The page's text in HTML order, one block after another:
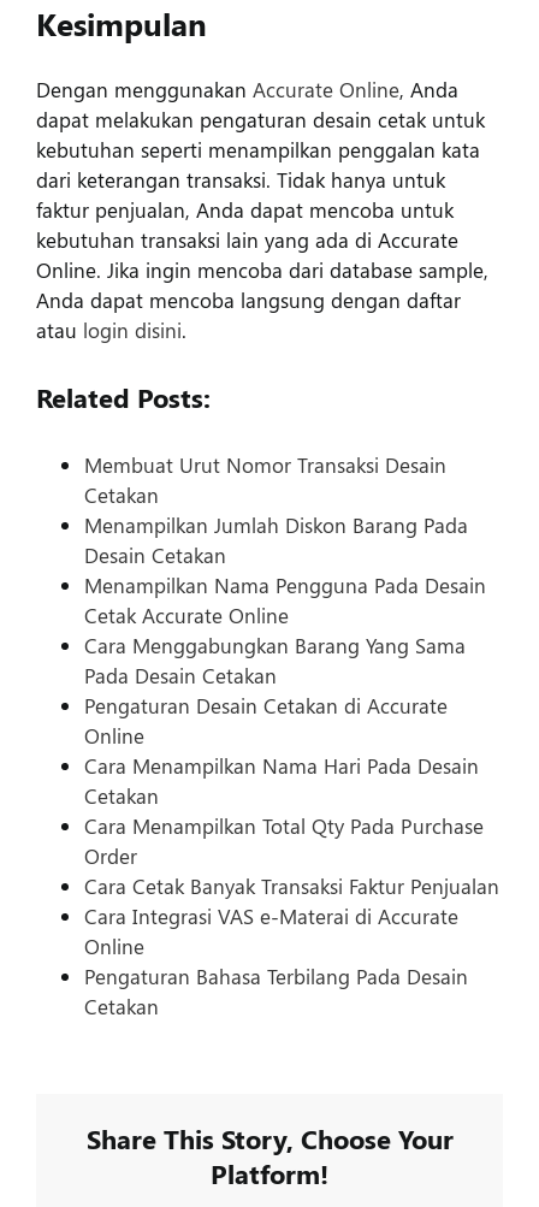
Kesimpulan
Dengan menggunakan Accurate Online, Anda
dapat melakukan pengaturan desain cetak untuk
kebutuhan seperti menampilkan penggalan kata
dari keterangan transaksi. Tidak hanya untuk
faktur penjualan, Anda dapat mencoba untuk
kebutuhan transaksi lain yang ada di Accurate
Online. Jika ingin mencoba dari database sample,
Anda dapat mencoba langsung dengan daftar
atau login disini.
Related Posts:
Membuat Urut Nomor Transaksi Desain
Cetakan
Menampilkan Jumlah Diskon Barang Pada
Desain Cetakan
Menampilkan Nama Pengguna Pada Desain
Cetak Accurate Online
Cara Menggabungkan Barang Yang Sama
Pada Desain Cetakan
Pengaturan Desain Cetakan di Accurate
Online
Cara Menampilkan Nama Hari Pada Desain
Cetakan
Cara Menampilkan Total Qty Pada Purchase
Order
Cara Cetak Banyak Transaksi Faktur Penjualan
Cara Integrasi VAS e-Materai di Accurate
Online
Pengaturan Bahasa Terbilang Pada Desain
Cetakan
Share This Story, Choose Your
Platform!